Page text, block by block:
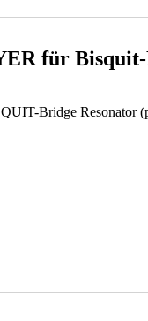
für
Bridge Resonator